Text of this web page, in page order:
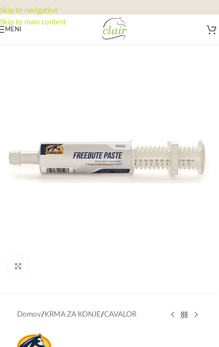
Skip to navigation
Skip to main content
MENI
Domov/ KRMA ZA KONJE/CAVALOR